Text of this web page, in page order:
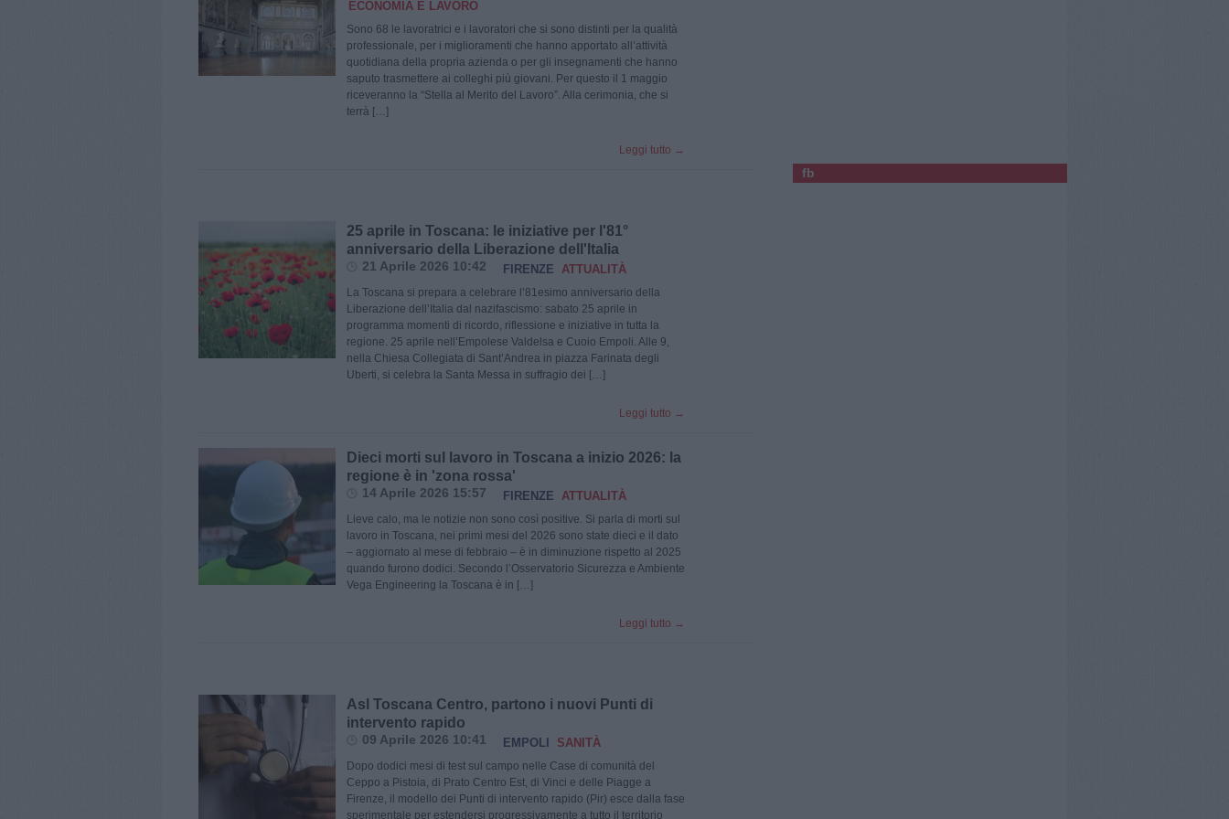
ECONOMIA E LAVORO
Sono 68 le lavoratrici e i lavoratori che si sono distinti per la qualità
professionale, per i miglioramenti che hanno apportato all’attività
quotidiana della propria azienda o per gli insegnamenti che hanno
saputo trasmettere ai colleghi più giovani. Per questo il 1 maggio
riceveranno la “Stella al Merito del Lavoro”. Alla cerimonia, che si
terrà […]
Leggi tutto →
25 aprile in Toscana: le iniziative per l'81°
anniversario della Liberazione dell'Italia
21 Aprile 2026 10:42 FIRENZE ATTUALITÀ
La Toscana si prepara a celebrare l’81esimo anniversario della
Liberazione dell’Italia dal nazifascismo: sabato 25 aprile in
programma momenti di ricordo, riflessione e iniziative in tutta la
regione. 25 aprile nell’Empolese Valdelsa e Cuoio Empoli. Alle 9,
nella Chiesa Collegiata di Sant’Andrea in piazza Farinata degli
Uberti, si celebra la Santa Messa in suffragio dei […]
Leggi tutto →
Dieci morti sul lavoro in Toscana a inizio 2026: la
regione è in 'zona rossa'
14 Aprile 2026 15:57 FIRENZE ATTUALITÀ
Lieve calo, ma le notizie non sono così positive. Si parla di morti sul
lavoro in Toscana, nei primi mesi del 2026 sono state dieci e il dato
– aggiornato al mese di febbraio – è in diminuzione rispetto al 2025
quando furono dodici. Secondo l’Osservatorio Sicurezza e Ambiente
Vega Engineering la Toscana è in […]
Leggi tutto →
Asl Toscana Centro, partono i nuovi Punti di
intervento rapido
09 Aprile 2026 10:41 EMPOLI SANITÀ
Dopo dodici mesi di test sul campo nelle Case di comunità del
Ceppo a Pistoia, di Prato Centro Est, di Vinci e delle Piagge a
Firenze, il modello dei Punti di intervento rapido (Pir) esce dalla fase
sperimentale per estendersi progressivamente a tutto il territorio
fb